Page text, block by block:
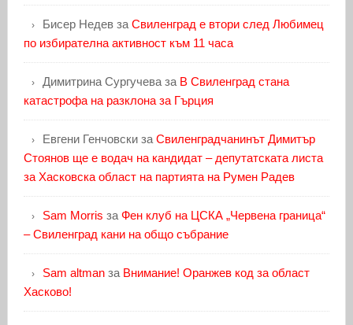
Бисер Недевза Свиленград е втори след Любимец
по избирателна активност към 11 часа
Димитрина Сургучеваза В Свиленград стана
катастрофа на разклона за Гърция
Евгени Генчовскиза Свиленградчанинът Димитър
Стоянов ще е водач на кандидат – депутатската листа
за Хасковска област на партията на Румен Радев
Sam Morris за Фен клуб на ЦСКА „Червена граница“
– Свиленград кани на общо събрание
Sam altmanза Внимание! Оранжев код за област
Хасково!